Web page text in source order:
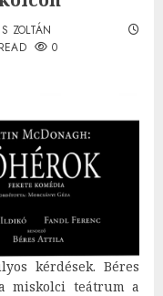
ZOLTÁN
0
kérdések. Béres
miskolci teátrum a